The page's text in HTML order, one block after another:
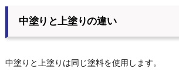
中塗りと上塗りの違い
中塗りと上塗りは同じ塗料を使用します。